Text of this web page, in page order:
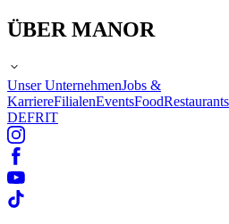
ÜBER MANOR
Unser UnternehmenJobs &
KarriereFilialenEventsFoodRestaurants
DEFRIT